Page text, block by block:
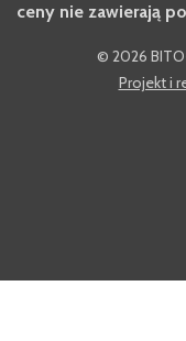
ceny nie zawierają
© 2026
Projekt i